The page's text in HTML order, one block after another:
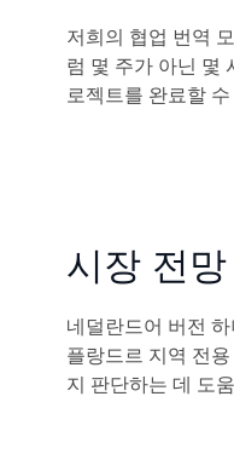
저희의 협업 번역
럼 몇 주가 아닌 몇
로젝트를 완료할
시장 전망
네덜란드어 버전
플랑드르 지역 전
지 판단하는 데 도